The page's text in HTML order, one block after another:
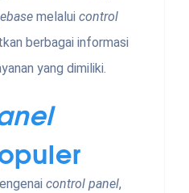
melalui control
berbagai informasi
yang dimiliki.
control panel,